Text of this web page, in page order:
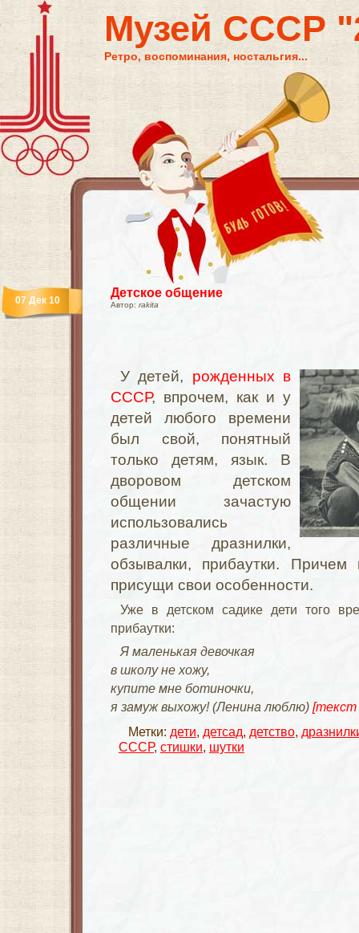
Музей СССР
Ретро, воспоминания, ностальгия...
Детское общение
Автор: rakita
07 Дек 10
У детей, рожденных в
СССР, впрочем, как и у
детей любого времени
был свой, понятный
только детям, язык. В
дворовом детском
общении зачастую
использовались
различные дразнилки,
обзывалки, прибаутки.
присущи свои особенности.
Уже в детском садике дети того
прибаутки:
Я маленькая девочкая
в школу не хожу,
купите мне ботиночки,
я замуж выхожу! (Ленина люблю) [текст
Метки: дети, детсад, детство,
СССР, стишки, шутки